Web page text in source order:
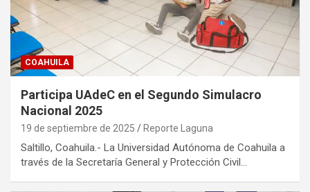
COAHUILA
Participa UAdeC en el Segundo Simulacro
Nacional 2025
19 de septiembre de 2025 Reporte Laguna
Saltillo, Coahuila.- La Universidad Autónoma de Coahuila a
través de la Secretaría General y Protección Civil…